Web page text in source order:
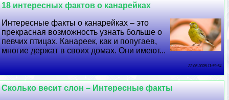
18 интересных фактов о канарейках
Интересные факты о канарейках – это
прекрасная возможность узнать больше о
певчих птицах. Канареек, как и попугаев,
многие держат в своих домах. Они имеют...
22 06 2026 11:59:54
Сколько весит слон – Интересные факты